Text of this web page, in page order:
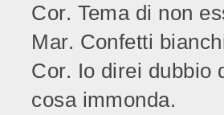
Cor. Tema di non
Mar. Confetti
Cor. Io direi dubbio
cosa immonda.